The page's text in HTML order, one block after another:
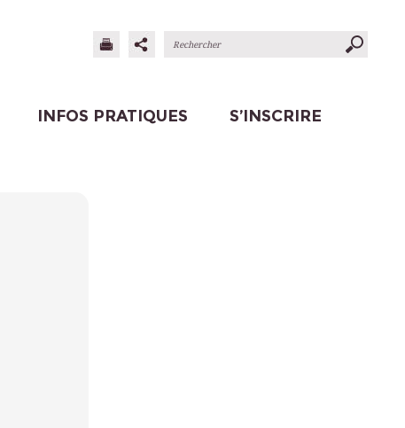
INFOS PRATIQUES S’INSCRIRE